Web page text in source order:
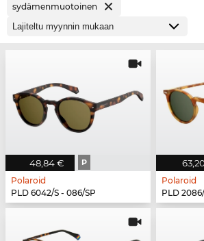
sydämenmuotoinen
48,84 € P
Polaroid
PLD 6042/S - 086/SP
Polaroid
PLD